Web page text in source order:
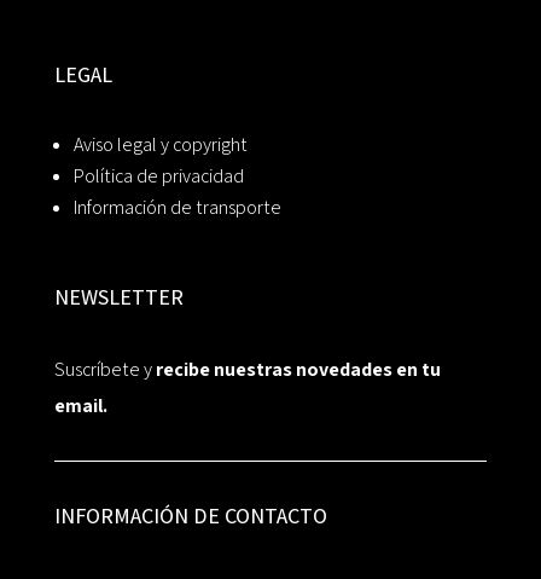
LEGAL
Aviso legal y copyright
Política de privacidad
Información de transporte
NEWSLETTER
Suscríbete yrecibe nuestras novedades en tu
email.
INFORMACIÓN DE CONTACTO